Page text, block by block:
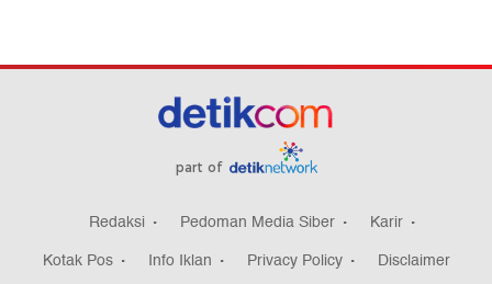
part of
Redaksi Pedoman Media Siber
Karir
Kotak Pos
Info Iklan Privacy Policy Disclaimer